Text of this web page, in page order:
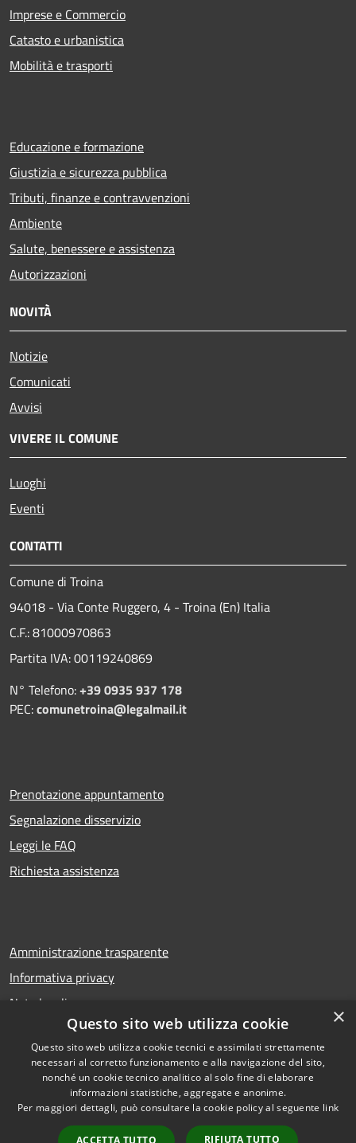
Imprese e Commercio
Catasto e urbanistica
Mobilità e trasporti
Educazione e formazione
Giustizia e sicurezza pubblica
Tributi, finanze e contravvenzioni
Ambiente
Salute, benessere e assistenza
Autorizzazioni
NOVITÀ
Notizie
Comunicati
Avvisi
VIVERE IL COMUNE
Luoghi
Eventi
CONTATTI
Comune di Troina
94018 - Via Conte Ruggero, 4 - Troina (En) Italia
C.F.: 81000970863
Partita IVA: 00119240869
N° Telefono:+39 0935 937 178
PEC:comunetroina@legalmail.it
Prenotazione appuntamento
Segnalazione disservizio
Leggi le FAQ
Richiesta assistenza
Amministrazione trasparente
Informativa privacy
Note legali
Dichiarazione di accessibilità
RSS
Accessibilità
Copyright © 2026 • Comune di
Municipium• Accesso
×
Questo sito web utilizza cookie
Questo sito web utilizza cookie tecnici e assimilati strettamente
necessari al corretto funzionamento e alla navigazione del sito,
nonché un cookie tecnico analitico al solo fine di elaborare
informazioni statistiche, aggregate e anonime.
Per maggiori dettagli, può consultare la cookie policy al seguente link
ACCETTA TUTTO RIFIUTA TUTTO